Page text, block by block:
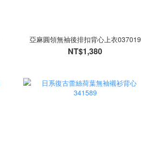
亞麻圓領無袖後排扣背心上衣037019
NT$1,380